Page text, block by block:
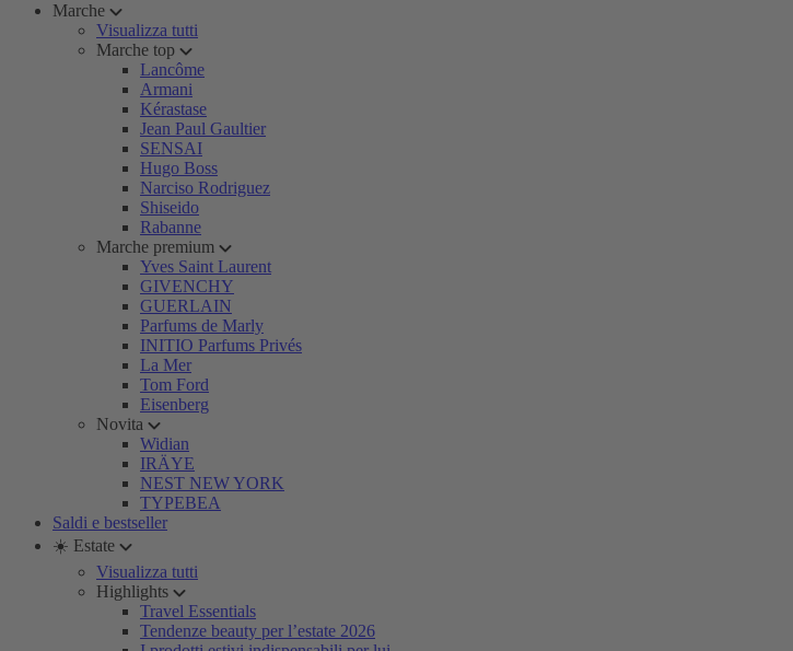
Marche
Visualizza tutti
Marche top
Lancôme
Armani
Kérastase
Jean Paul Gaultier
SENSAI
Hugo Boss
Narciso Rodriguez
Shiseido
Rabanne
Marche premium
Yves Saint Laurent
GIVENCHY
GUERLAIN
Parfums de Marly
INITIO Parfums Privés
La Mer
Tom Ford
Eisenberg
Novita
Widian
IRÄYE
NEST NEW YORK
TYPEBEA
Saldi e bestseller
☀️ Estate
Visualizza tutti
Highlights
Travel Essentials
Tendenze beauty per l’estate 2026